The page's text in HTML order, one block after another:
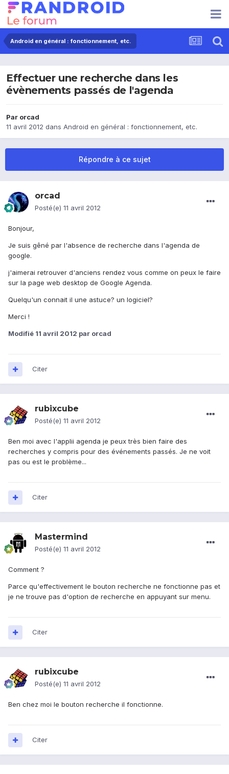
Android en général : fonctionnement, etc.
Effectuer une recherche dans les
évènements passés de l'agenda
Par orcad
11 avril 2012 dans Android en général : fonctionnement, etc.
Répondre à ce sujet
orcad
Posté(e) 11 avril 2012
Bonjour,
Je suis gêné par l'absence de recherche dans l'agenda de
google.
j'aimerai retrouver d'anciens rendez vous comme on peux le faire
sur la page web desktop de Google Agenda.
Quelqu'un connait il une astuce? un logiciel?
Merci !
Modifié 11 avril 2012 par orcad
Citer
rubixcube
Posté(e) 11 avril 2012
Ben moi avec l'applii agenda je peux très bien faire des
recherches y compris pour des événements passés. Je ne voit
pas ou est le problème...
Citer
Mastermind
Posté(e) 11 avril 2012
Comment ?
Parce qu'effectivement le bouton recherche ne fonctionne pas et
je ne trouve pas d'option de recherche en appuyant sur menu.
Citer
rubixcube
Posté(e) 11 avril 2012
Ben chez moi le bouton recherche il fonctionne.
Citer